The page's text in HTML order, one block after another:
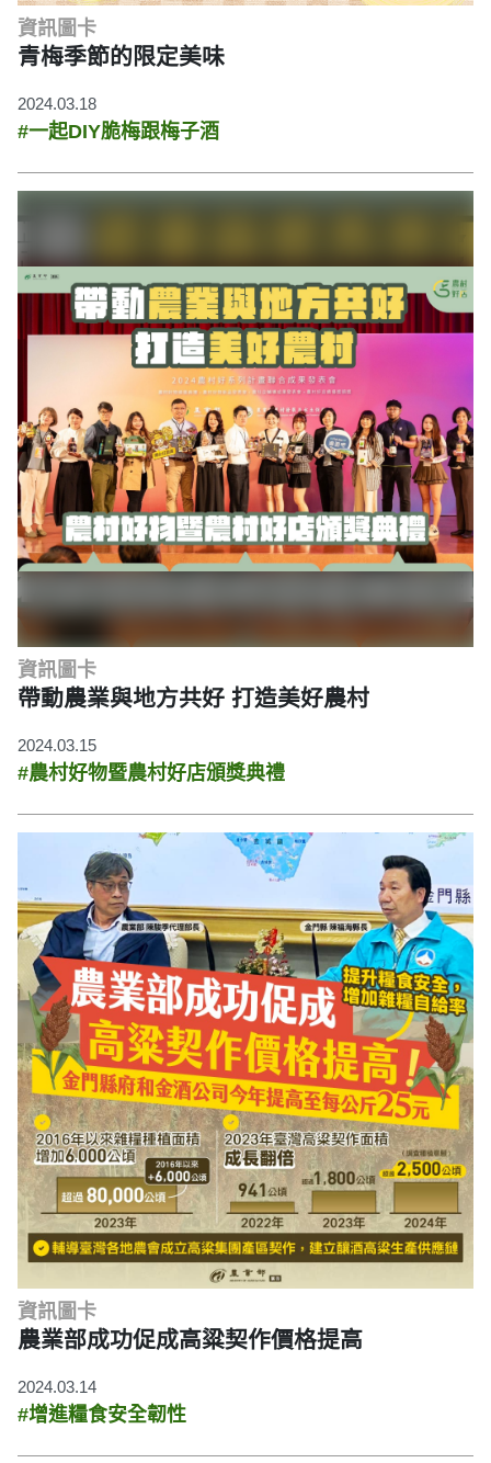
資訊圖卡
青梅季節的限定美味
2024.03.18
#一起DIY脆梅跟梅子酒
資訊圖卡
帶動農業與地方共好 打造美好農村
2024.03.15
#農村好物暨農村好店頒獎典禮
資訊圖卡
農業部成功促成高粱契作價格提高
2024.03.14
#增進糧食安全韌性